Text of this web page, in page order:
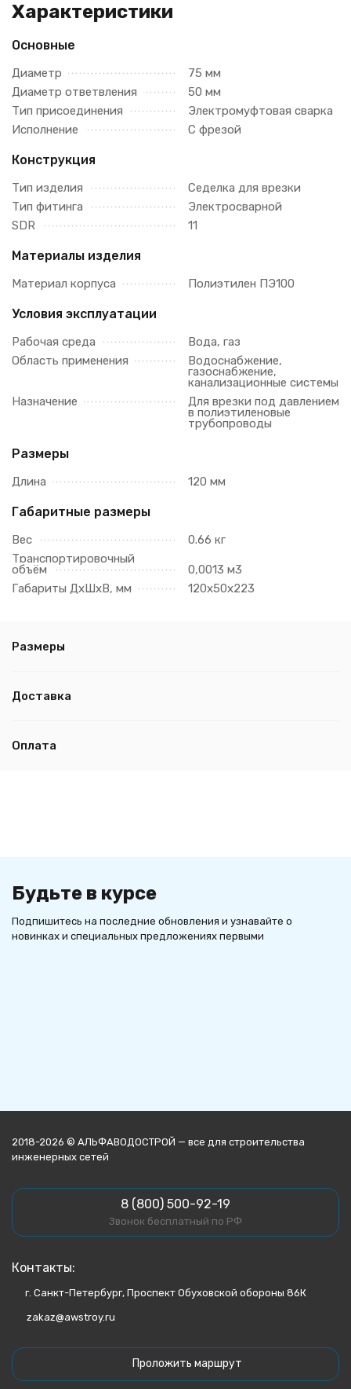
Характеристики
Основные
Диаметр
75 мм
Диаметр ответвления
50 мм
Тип присоединения
Электромуфтовая сварка
Исполнение
С фрезой
Конструкция
Тип изделия
Седелка для врезки
Тип фитинга
Электросварной
SDR
11
Материалы изделия
Материал корпуса Полиэтилен ПЭ100
Условия эксплуатации
Рабочая среда
Вода, газ
Область применения
Водоснабжение,
газоснабжение,
канализационные системы
Назначение
Для врезки под давлением
в полиэтиленовые
трубопроводы
Размеры
Длина 120 мм
Габаритные размеры
Вес
0.66 кг
Транспортировочный
объём
0,0013 м3
Габариты ДхШхВ, мм
120х50х223
Размеры
Доставка
Оплата
Будьте в курсе
Подпишитесь на последние обновления и узнавайте о
новинках и специальных предложениях первыми
2018-2026 © АЛЬФАВОДОСТРОЙ — все для строительства
инженерных сетей
8 (800) 500-92-19
Звонок бесплатный по РФ
Контакты:
г. Санкт-Петербург, Проспект Обуховской обороны 86К
zakaz@awstroy.ru
Проложить маршрут